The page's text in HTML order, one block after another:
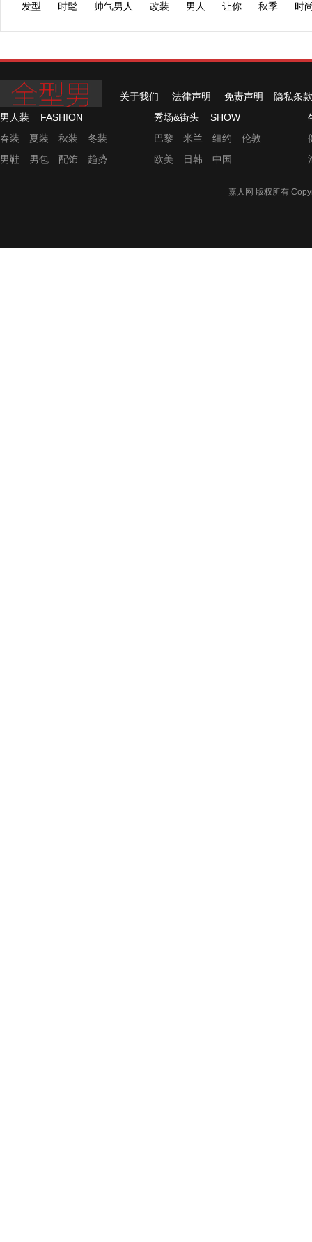
发型
时髦 帅气男人 改装 男人 让你 秋季 时
关于我们 法律声明 免责声明
隐私条款
男人装 FASHION
春装
夏装 秋装
冬装
男鞋
男包 配饰 趋势
秀场&街头 SHOW
巴黎
米兰 纽约
伦敦
欧美
日韩 中国
嘉人网 版权所有